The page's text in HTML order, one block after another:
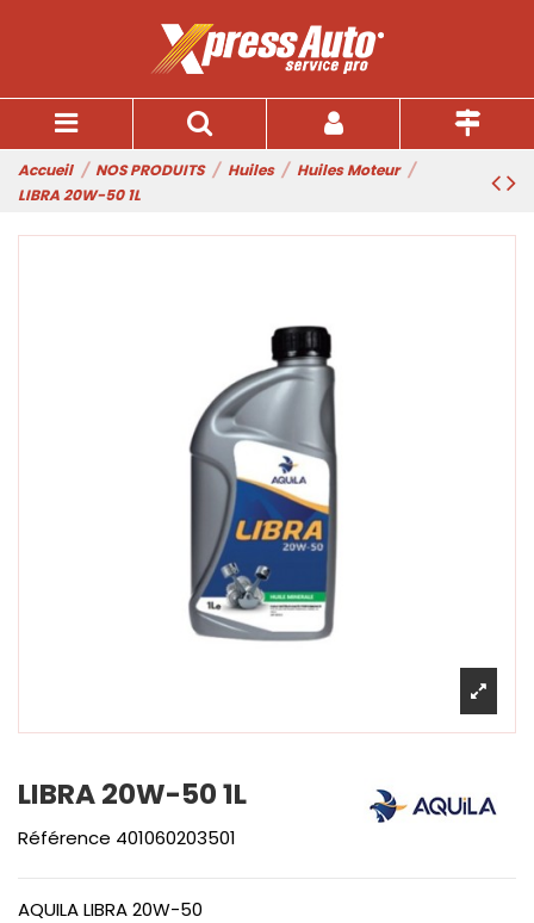
Accueil NOS PRODUITS Huiles
Huiles Moteur
LIBRA 20W-50 1L
LIBRA 20W-50 1L
Référence 401060203501
AQUILA LIBRA 20W-50